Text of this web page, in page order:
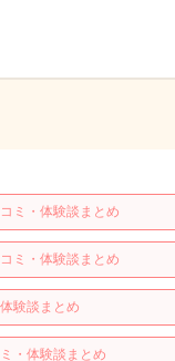
ミ・体験談まとめ
ミ・体験談まとめ
験談まとめ
・体験談まとめ